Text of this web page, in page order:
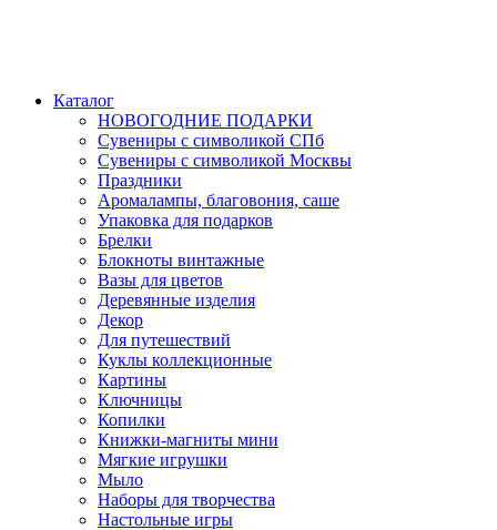
Каталог
НОВОГОДНИЕ ПОДАРКИ
Сувениры с символикой СПб
Сувениры с символикой Москвы
Праздники
Аромалампы, благовония, саше
Упаковка для подарков
Брелки
Блокноты винтажные
Вазы для цветов
Деревянные изделия
Декор
Для путешествий
Куклы коллекционные
Картины
Ключницы
Копилки
Книжки-магниты мини
Мягкие игрушки
Мыло
Наборы для творчества
Настольные игры